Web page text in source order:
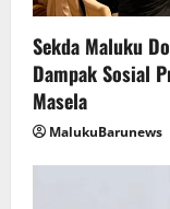
Sekda Maluku
Dampak Sosial
Masela
MalukuBarunews